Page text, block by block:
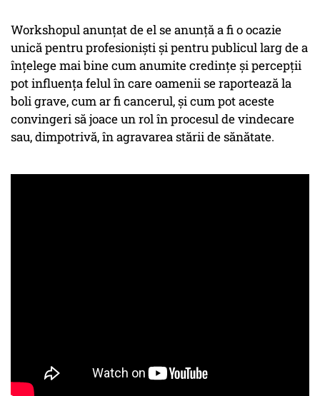
Workshopul anunțat de el se anunță a fi o ocazie
unică pentru profesioniști și pentru publicul larg de a
înțelege mai bine cum anumite credințe și percepții
pot influența felul în care oamenii se raportează la
boli grave, cum ar fi cancerul, și cum pot aceste
convingeri să joace un rol în procesul de vindecare
sau, dimpotrivă, în agravarea stării de sănătate.